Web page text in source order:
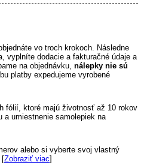
vo troch krokoch. Následne
vyplníte dodacie a fakturačné údaje a
na objednávku, nálepky nie sú
platby expedujeme vyrobené
fólií, ktoré majú životnosť až 10 rokov
a umiestnenie samolepiek na
alebo si vyberte svoj vlastný
[Zobraziť viac]